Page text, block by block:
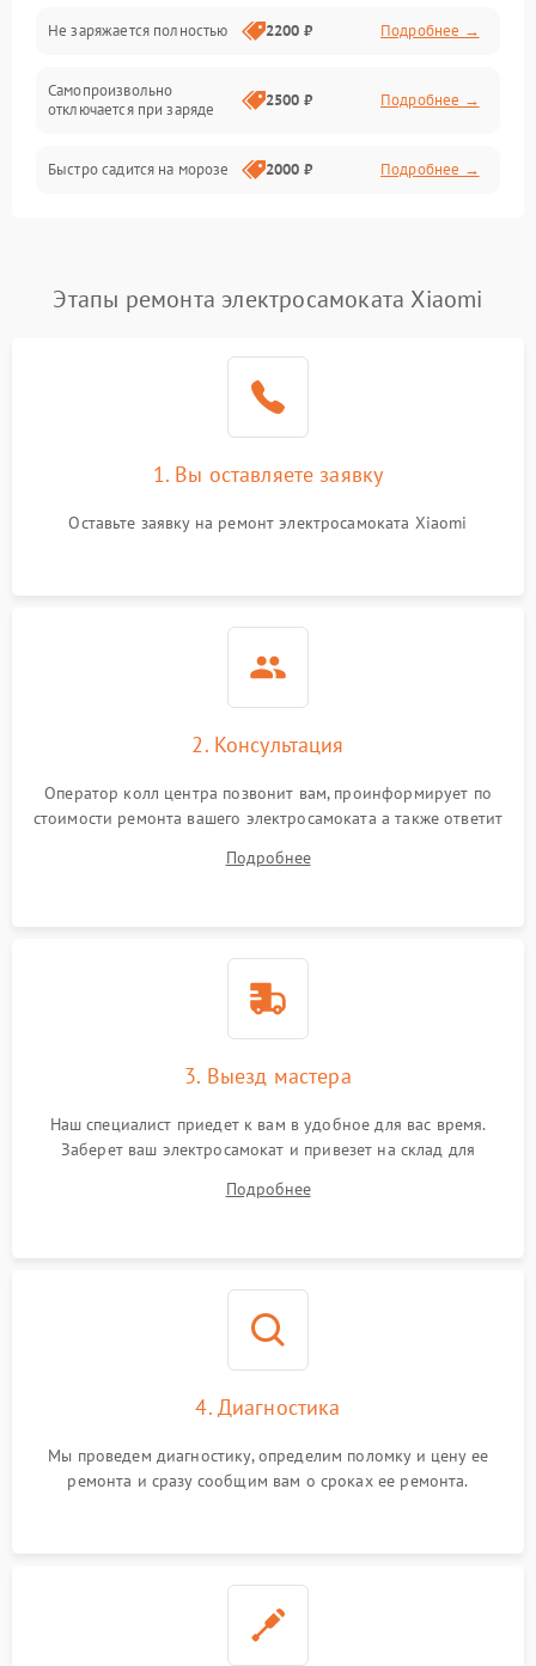
Не заряжается полностью 2200 ₽ Подробнее →
Самопроизвольно
отключается при заряде
2500 ₽ Подробнее →
Быстро садится на морозе 2000 ₽ Подробнее →
Этапы ремонта электросамоката Xiaomi
1. Вы оставляете заявку
Оставьте заявку на ремонт электросамоката Xiaomi
2. Консультация
Оператор колл центра позвонит вам, проинформирует по
стоимости ремонта вашего электросамоката а также ответит
Подробнее
3. Выезд мастера
Наш специалист приедет к вам в удобное для вас время.
Заберет ваш электросамокат и привезет на склад для
Подробнее
4. Диагностика
Мы проведем диагностику, определим поломку и цену ее
ремонта и сразу сообщим вам о сроках ее ремонта.